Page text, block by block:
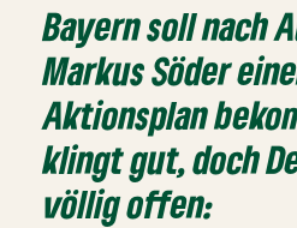
Bayern soll nach
Markus Söder
Aktionsplan
klingt gut, doch
völlig offen: